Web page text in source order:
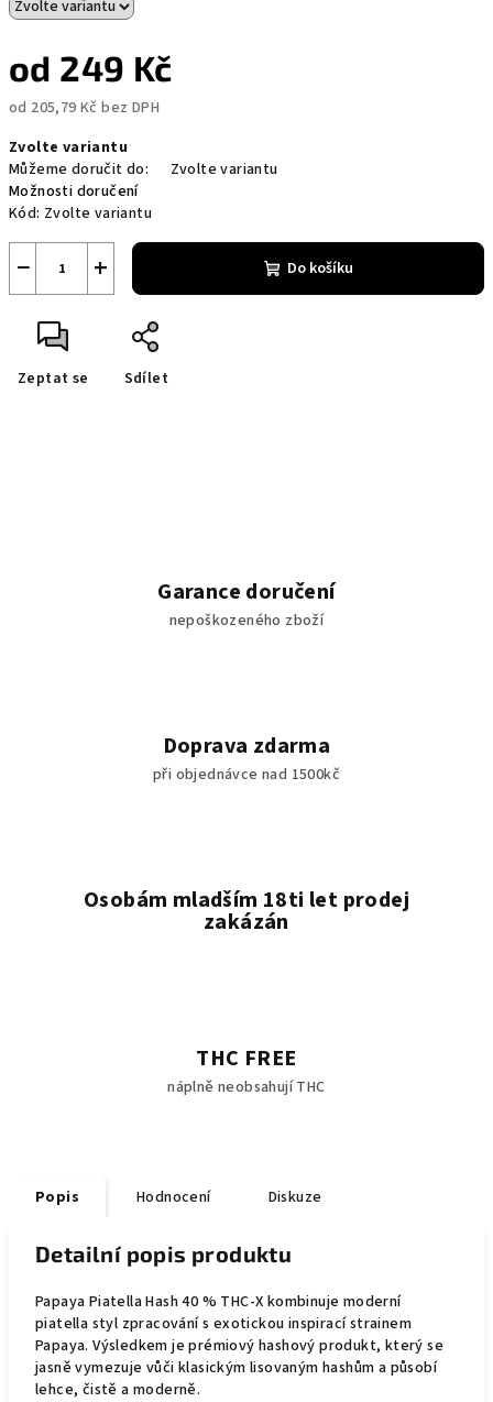
od 249 Kč
od 205,79 Kč bez DPH
cena:
Zvolte variantu
Můžeme doručit do:
Zvolte variantu
Možnosti doručení
Kód: Zvolte variantu
+
− Do košíku
Zeptat se Sdílet
Garance doručení
nepoškozeného zboží
Doprava zdarma
při objednávce nad 1500kč
Osobám mladším 18ti let prodej
zakázán
THC FREE
náplně neobsahují THC
Popis Hodnocení Diskuze
Detailní popis produktu
Papaya Piatella Hash 40 % THC-X kombinuje moderní
piatella styl zpracování s exotickou inspirací strainem
Papaya. Výsledkem je prémiový hashový produkt, který se
jasně vymezuje vůči klasickým lisovaným hashům a působí
lehce, čistě a moderně.